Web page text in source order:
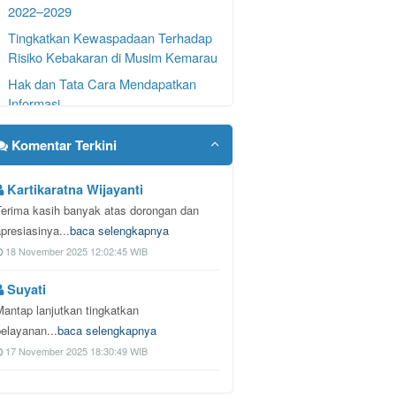
2022–2029
Tingkatkan Kewaspadaan Terhadap
Risiko Kebakaran di Musim Kemarau
Hak dan Tata Cara Mendapatkan
Informasi
Apel Senin Pagi Minggu Pertama
Bulan Agustus 2026
Hari Jadi Kalurahan Ngipak yang ke-
106
Komentar Terkini
Kartikaratna Wijayanti
kasih banyak atas dorongan dan
baca selengkapnya
18 November 2025 12:02:45 WIB
Suyati
lanjutkan tingkatkan
baca selengkapnya
17 November 2025 18:30:49 WIB